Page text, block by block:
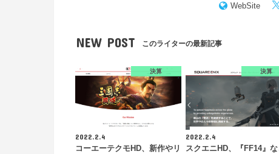
WebSite
NEW POST このライターの最新記事
決算
2022.2.4
コーエーテクモHD、新作やリ
決算
2022.2.4
スクエニHD、『FF14』